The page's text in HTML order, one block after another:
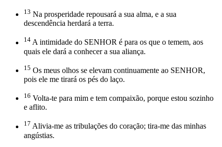
13 Na prosperidade repousará a sua alma, e a sua
descendência herdará a terra.
14 A intimidade do SENHOR é para os que o temem, aos
quais ele dará a conhecer a sua aliança.
15 Os meus olhos se elevam continuamente ao SENHOR,
pois ele me tirará os pés do laço.
16 Volta-te para mim e tem compaixão, porque estou sozinho
e aflito.
17 Alivia-me as tribulações do coração; tira-me das minhas
angústias.